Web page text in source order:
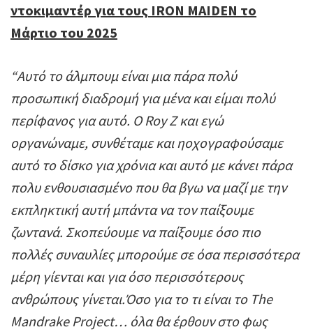
ντοκιμαντέρ για τους IRON MAIDEN το
Μάρτιο του 2025
“Αυτό το άλμπουμ είναι μια πάρα πολύ
προσωπική διαδρομή για μένα και είμαι πολύ
περίφανος για αυτό. Ο Roy Ζ και εγώ
οργανώναμε, συνθέταμε και ηοχογραφούσαμε
αυτό το δίσκο για χρόνια και αυτό με κάνει πάρα
πολυ ενθουσιασμένο που θα βγω να μαζί με την
εκπληκτική αυτή μπάντα να τον παίξουμε
ζωντανά. Σκοπεύουμε να παίξουμε όσο πιο
πολλές συναυλίες μπορούμε σε όσα περισσότερα
μέρη γίενται και για όσο περισσότερους
ανθρώπους γίνεται.Όσο για το τι είναι το The
Mandrake Project… όλα θα έρθουν στο φως